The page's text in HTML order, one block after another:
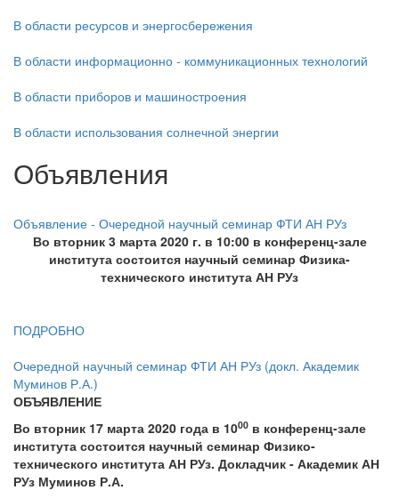
В области ресурсов и энергосбережения
В области информационно - коммуникационных технологий
В области приборов и машиностроения
В области использования солнечной энергии
Объявления
Объявления
Объявление - Очередной научный семинар ФТИ АН РУз
Во вторник 3 марта 2020 г. в 10:00 в конференц-зале
института состоится научный семинар Физика-
технического института АН РУз
ПОДРОБНО
Очередной научный семинар ФТИ АН РУз (докл. Академик
Муминов Р.А.)
ОБЪЯВЛЕНИЕ
Во вторник 17 марта 2020 года в 1000 в конференц-зале
института состоится научный семинар Физико-
технического института АН РУз. Докладчик - Академик АН
РУз Муминов Р.А.